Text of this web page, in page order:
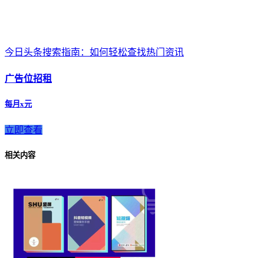
今日头条搜索指南：如何轻松查找热门资讯
广告位招租
每月x元
立即查看
相关内容